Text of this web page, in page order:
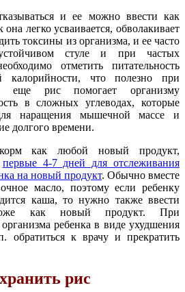
и ее можно ввести как
легко усваивается, обволакивает
токсины из организма, и ее часто
стуле и при частых
отметить питательность
что полезно при
еще рис помогает организму
в сложных углеводах, которые
наращения мышечной массе и
долгого времени.
как любой новый продукт,
первые 4-7 дней для отслеживания
на новый продукт. Обычно вместе
масло, поэтому если ребенку
каша, то нужно также ввести
как новый продукт. При
ребенка в виде ухудшения
обратиться к врачу и прекратить
рис